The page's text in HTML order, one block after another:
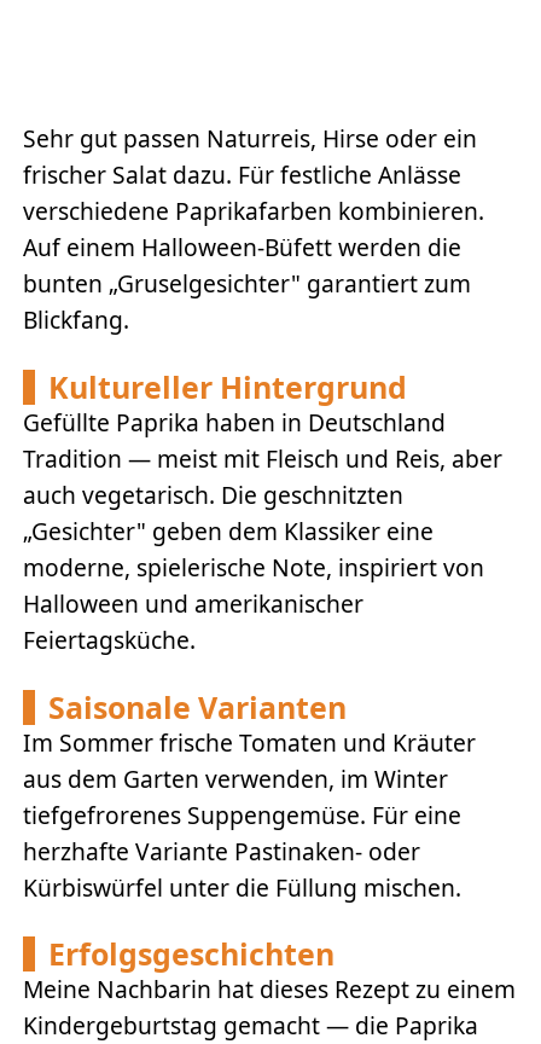
Sehr gut passen Naturreis, Hirse oder ein
frischer Salat dazu. Für festliche Anlässe
verschiedene Paprikafarben kombinieren.
Auf einem Halloween-Büfett werden die
bunten „Gruselgesichter" garantiert zum
Blickfang.
Kultureller Hintergrund
Gefüllte Paprika haben in Deutschland
Tradition — meist mit Fleisch und Reis, aber
auch vegetarisch. Die geschnitzten
„Gesichter" geben dem Klassiker eine
moderne, spielerische Note, inspiriert von
Halloween und amerikanischer
Feiertagsküche.
Saisonale Varianten
Im Sommer frische Tomaten und Kräuter
aus dem Garten verwenden, im Winter
tiefgefrorenes Suppengemüse. Für eine
herzhafte Variante Pastinaken- oder
Kürbiswürfel unter die Füllung mischen.
Erfolgsgeschichten
Meine Nachbarin hat dieses Rezept zu einem
Kindergeburtstag gemacht — die Paprika